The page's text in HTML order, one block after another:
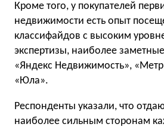
Кроме того, у покупателей
недвижимости есть опыт
классифайдов с высоким
экспертизы, наиболее
«Яндекс Недвижимость»,
«Юла».
Респонденты указали, что
наиболее сильным сторонам